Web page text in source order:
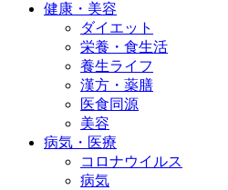
健康・美容
ダイエット
栄養・食生活
養生ライフ
漢方・薬膳
医食同源
美容
病気・医療
コロナウイルス
病気